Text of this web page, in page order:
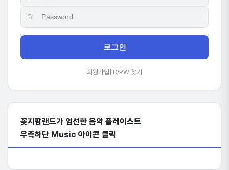
로그인
회원가입 ID/PW 찾기
꽃지팜랜드가 엄선한 음악 플레이스트
우측하단 Music 아이콘 클릭